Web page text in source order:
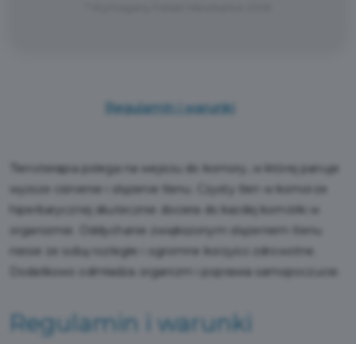
Regulamin i warunki
Tlenoterapia polega na wejściu do komory, w której panuje
wyższe ciśnienie i stężenie tlenu. Czysty tlen w komorze
hiperbarycznej skutecznie dociera do każdej komórki w
organizmie. Oddychanie zwiększonym stężeniem tlenu
niesie ze sobą rozległe i ogromne korzyści zdrowotne.
Dodatkowo odmładza organizm i poprawia samopoczucie.
Regulamin i warunki